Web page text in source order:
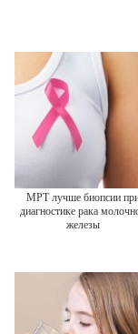
МРТ лучше биопсии
диагностике рака
железы